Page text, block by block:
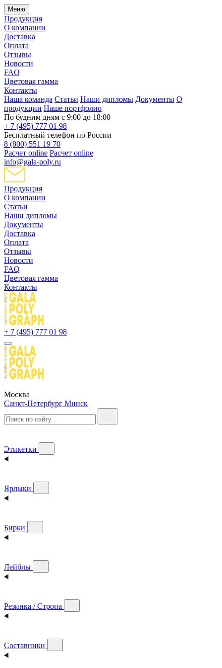
Меню
Продукция
О компании
Доставка
Оплата
Отзывы
Новости
FAQ
Цветовая гамма
Контакты
Наша команда Статьи Наши дипломы Документы О
продукции Наше портфолио
По будним дням с 9:00 до 18:00
+ 7 (495) 777 01 98
Бесплатный телефон по России
8 (800) 551 19 70
Расчет online Расчет online
info@gala-poly.ru
Продукция
О компании
Статьи
Наши дипломы
Документы
Доставка
Оплата
Отзывы
Новости
FAQ
Цветовая гамма
Контакты
+ 7 (495) 777 01 98
Москва
Санкт-Петербург Минск
Этикетки
Ярлыки
Бирки
Лейблы
Резинка / Стропа
Составники